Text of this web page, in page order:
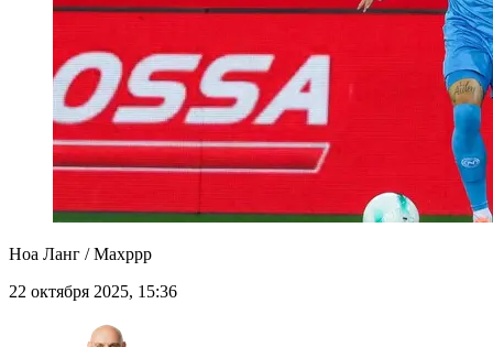
Ноа Ланг / Maxppp
22 октября 2025, 15:36